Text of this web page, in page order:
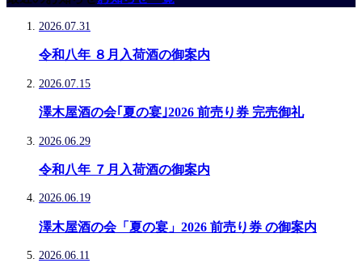
2026.07.31
令和八年 ８月入荷酒の御案内
2026.07.15
澤木屋酒の会｢夏の宴｣2026 前売り券 完売御礼
2026.06.29
令和八年 ７月入荷酒の御案内
2026.06.19
澤木屋酒の会「夏の宴」2026 前売り券 の御案内
2026.06.11